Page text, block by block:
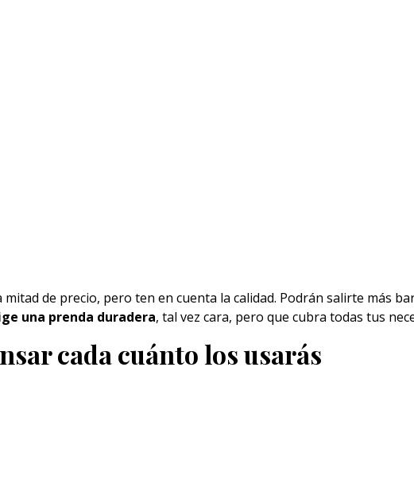
de precio, pero ten en cuenta la calidad. Podrán salirte más
una prenda duradera, tal vez cara, pero que cubra todas tus
cada cuánto los usarás